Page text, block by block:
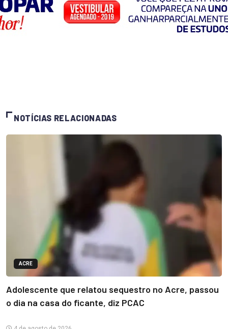
NOTÍCIAS RELACIONADAS
ACRE
Adolescente que relatou sequestro no Acre, passou
o dia na casa do ficante, diz PCAC